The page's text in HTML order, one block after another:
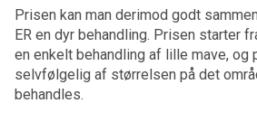
Prisen kan man derimod godt
ER en dyr behandling. Prisen starter
en enkelt behandling af lille mave,
selvfølgelig af størrelsen på det
behandles.